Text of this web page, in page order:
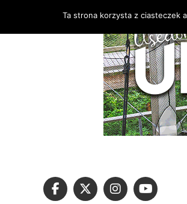
Ta strona korzysta z ciasteczek